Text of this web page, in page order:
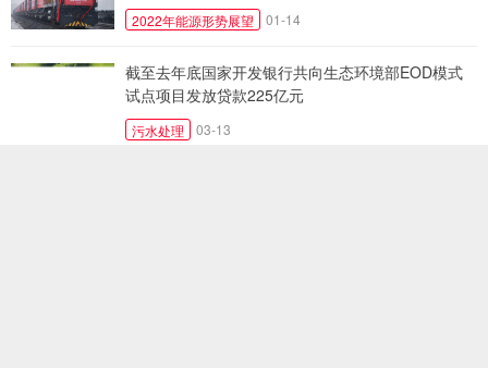
2022年能源形势展望 01-14
截至去年底国家开发银行共向生态环境部EOD模式
试点项目发放贷款225亿元
污水处理 03-13